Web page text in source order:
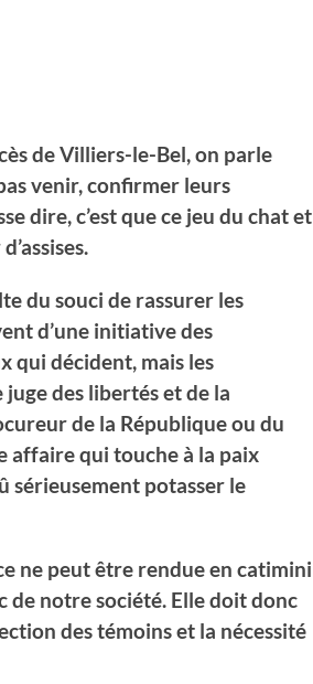
de Villiers-le-Bel, on parle
venir, confirmer leurs
dire, c’est que ce jeu du chat et
du souci de rassurer les
d’une initiative des
qui décident, mais les
juge des libertés et de la
de la République ou du
affaire qui touche à la paix
sérieusement potasser le
ne peut être rendue en catimini
de notre société. Elle doit donc
des témoins et la nécessité